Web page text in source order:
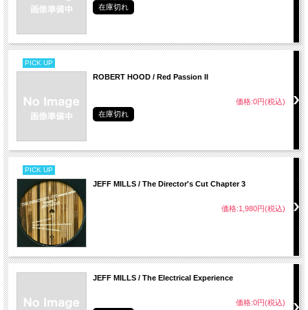
在庫切れ
PICK UP
ROBERT HOOD / Red Passion II
価格:0円(税込)
在庫切れ
PICK UP
JEFF MILLS / The Director's Cut Chapter 3
価格:1,980円(税込)
JEFF MILLS / The Electrical Experience
価格:0円(税込)